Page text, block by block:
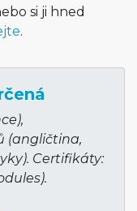
si ji hned
.
(angličtina,
Certifikáty: